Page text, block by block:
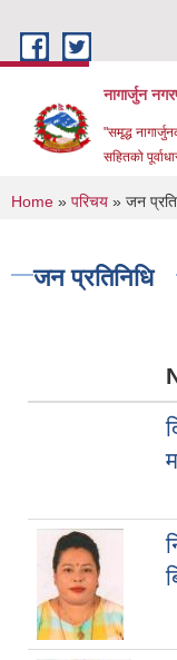
नागार्जुन
"समृद्ध
सहितको
You are
Home » परिचय » जन
जन प्रतिनिधि